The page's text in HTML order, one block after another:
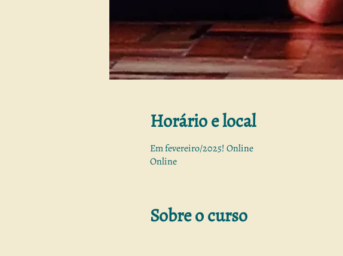
Horário e local
Em fevereiro/2025! Online
Online
Sobre o curso